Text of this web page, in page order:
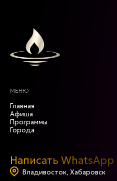
МЕНЮ
Главная
Афиша
Программы
Города
Написать WhatsApp
Владивосток, Хабаровск